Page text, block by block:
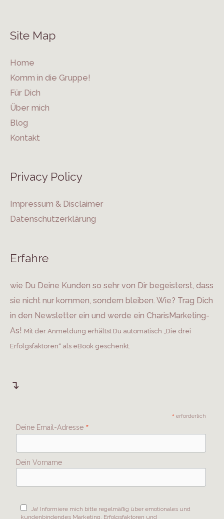
Site Map
Home
Komm in die Gruppe!
Für Dich
Über mich
Blog
Kontakt
Privacy Policy
Impressum & Disclaimer
Datenschutzerklärung
Erfahre
wie Du Deine Kunden so sehr von Dir begeisterst, dass
sie nicht nur kommen, sondern bleiben. Wie? Trag Dich
in den Newsletter ein und werde ein CharisMarketing-
As! Mit der Anmeldung erhältst Du automatisch „Die drei
Erfolgsfaktoren“ als eBook geschenkt.
↴
* erforderlich
Deine Email-Adresse *
Dein Vorname
Ja! Informiere mich bitte regelmäßig über emotionales und
kundenbindendes Marketing, Erfolgsfaktoren und